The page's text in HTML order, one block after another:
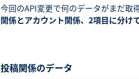
今回のAPI変更で何のデータがまだ取
関係とアカウント関係、2項目に分け
投稿関係のデータ